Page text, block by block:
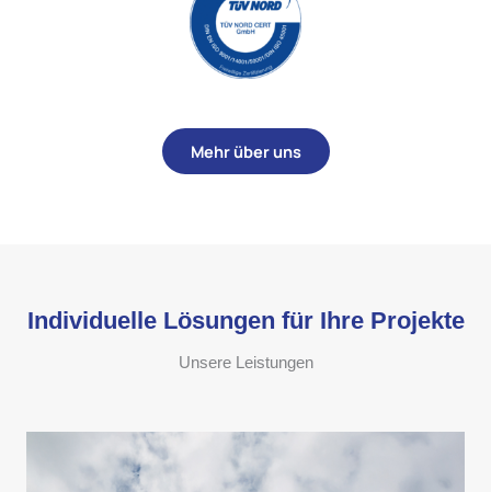
Mehr über uns
Individuelle Lösungen für Ihre Projekte
Unsere Leistungen